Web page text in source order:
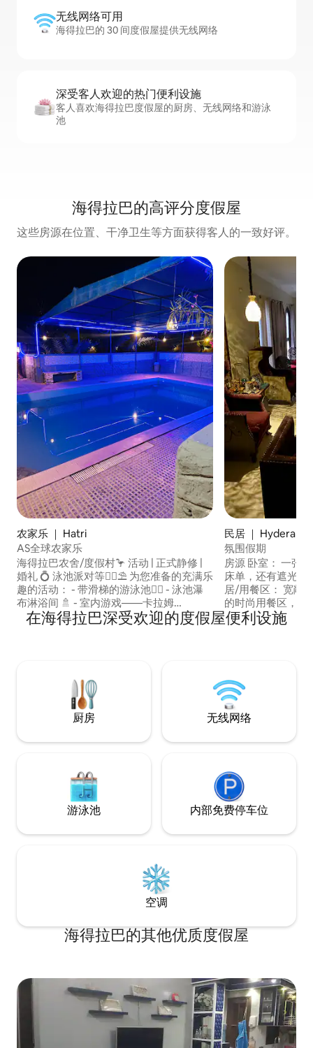
无线网络可用
海得拉巴的 30 间度假屋提供无线网络
深受客人欢迎的热门便利设施
客人喜欢海得拉巴度假屋的厨房、无线网络和游泳
池
海得拉巴的高评分度假屋
这些房源在位置、干净卫生等方面获得客人的一致好评。
农家乐 ｜ Hatri
AS全球农家乐
海得拉巴农舍/度假村🦩 活动 | 正式静修 |
婚礼 💍 泳池派对等🏊‍♂️⛱️ 为您准备的充满乐
趣的活动： - 带滑梯的游泳池🏊‍♀️ - 泳池瀑
布淋浴间 🚿 - 室内游戏——卡拉姆
（Dabu）、桌上足球（Pati）和大富翁🎲
- 儿童游乐区——滑梯、旋转木马、跷跷板
民居 ｜
氛围假期
房源 卧室： 一张
床单，还有遮光窗
居/用餐区： 宽敞
的时尚用餐区，非常适合
设施齐全，配备不
净、现代化的卫
在海得拉巴深受欢迎的度假屋便利设施
厨房 无线网络
游泳池 内部免费停车位
空调
海得拉巴的其他优质度假屋